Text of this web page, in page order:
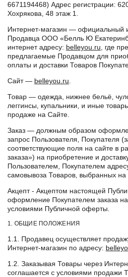
6671194468) Адрес регистрации:
Хохрякова, 48 этаж 1.
Интернет-магазин — официальный
Продавца ООО «Белль Ю
интернет адресу: belleyou.ru , где
предлагаемые Продавцом для
оплаты и доставки Товаров
Сайт — belleyou.ru
Товар — одежда, нижнее бельё,
леггинсы, купальники, и иные
продаже на Сайте.
Заказ — должным образом
запрос Пользователя, Покупателя
соответствующие поля на сайте в
заказа») на приобретение и
Пользователем, Покупателем
самовывоза Товаров, выбранных на
Акцепт - Акцептом настоящей
оформление Покупателем заказа на
условиями Публичной оферты.
1. ОБЩИЕ ПОЛОЖЕНИЯ
1.1. Продавец осуществляет
Интернет-магазин по адресу:
1.2. Заказывая Товары через
соглашается с условиями продажи